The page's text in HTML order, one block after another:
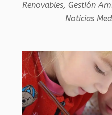
Renovables,Gestión
Noticias